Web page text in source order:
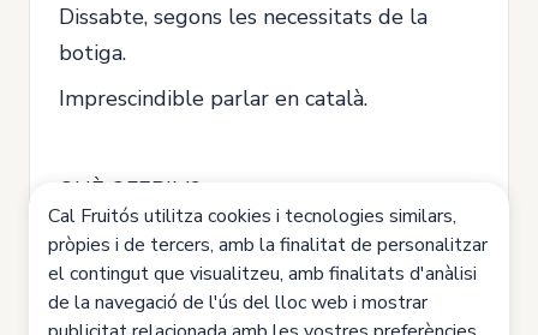
Dissabte, segons les necessitats de la
botiga.
Imprescindible parlar en català.
QUÈ OFERIM?
Incorporació a una empresa consolidada i
en creixement.
Contracte indefinit
Cal Fruitós utilitza cookies i tecnologies similars,
pròpies i de tercers, amb la finalitat de personalitzar
el contingut que visualitzeu, amb finalitats d'anàlisi
de la navegació de l'ús del lloc web i mostrar